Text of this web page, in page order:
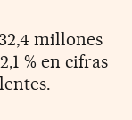
millones
% en cifras